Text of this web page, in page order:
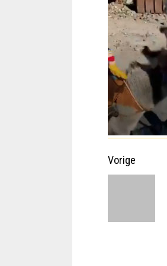
Doorgaan
Vorige